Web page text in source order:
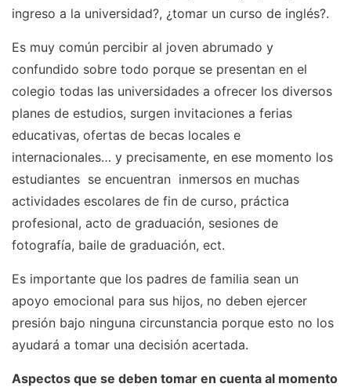
ingreso a la universidad?, ¿tomar un curso de inglés?.
Es muy común percibir al joven abrumado y
confundido sobre todo porque se presentan en el
colegio todas las universidades a ofrecer los diversos
planes de estudios, surgen invitaciones a ferias
educativas, ofertas de becas locales e
internacionales… y precisamente, en ese momento los
estudiantes se encuentran inmersos en muchas
actividades escolares de fin de curso, práctica
profesional, acto de graduación, sesiones de
fotografía, baile de graduación, ect.
Es importante que los padres de familia sean un
apoyo emocional para sus hijos, no deben ejercer
presión bajo ninguna circunstancia porque esto no los
ayudará a tomar una decisión acertada.
Aspectos que se deben tomar en cuenta al momento